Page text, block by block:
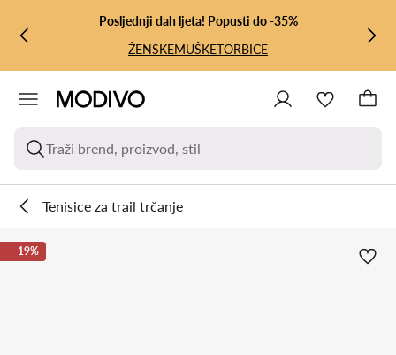
PRIJEĐI NA GLAVNI SADRŽAJ
PRIJEĐI NA PRETRAŽIVANJE
Posljednji dah ljeta! Popusti do -35%
ŽENSKEMUŠKETORBICE
Traži brend, proizvod, stil
Tenisice za trail trčanje
-19%